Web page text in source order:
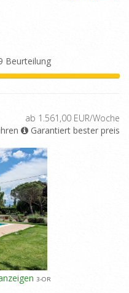
Beurteilung
ab 1.561,00 EUR/Woche
Garantiert bester preis
3-OR